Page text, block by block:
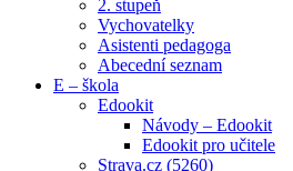
2. stupeň
Vychovatelky
Asistenti pedagoga
Abecední seznam
E – škola
Edookit
Návody – Edookit
Edookit pro učitele
Strava.cz (5260)